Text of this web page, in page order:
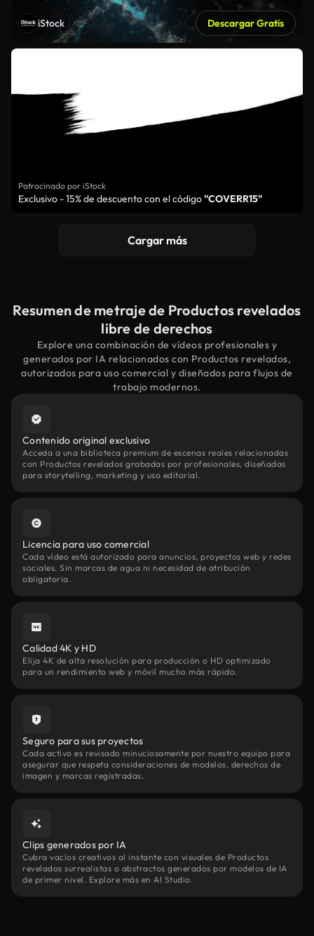
iStock Descargar Gratis
Patrocinado por iStock
Exclusivo - 15% de descuento con el código"COVERR15"
Cargar más
Resumen de metraje de Productos revelados
libre de derechos
Explore una combinación de vídeos profesionales y
generados por IA relacionados con Productos revelados,
autorizados para uso comercial y diseñados para flujos de
trabajo modernos.
Contenido original exclusivo
Acceda a una biblioteca premium de escenas reales relacionadas
con Productos revelados grabadas por profesionales, diseñadas
para storytelling, marketing y uso editorial.
Licencia para uso comercial
Cada vídeo está autorizado para anuncios, proyectos web y redes
sociales. Sin marcas de agua ni necesidad de atribución
obligatoria.
Calidad 4K y HD
Elija 4K de alta resolución para producción o HD optimizado
para un rendimiento web y móvil mucho más rápido.
Seguro para sus proyectos
Cada activo es revisado minuciosamente por nuestro equipo para
asegurar que respeta consideraciones de modelos, derechos de
imagen y marcas registradas.
Clips generados por IA
Cubra vacíos creativos al instante con visuales de Productos
revelados surrealistas o abstractos generados por modelos de IA
de primer nivel. Explore más en AI Studio.